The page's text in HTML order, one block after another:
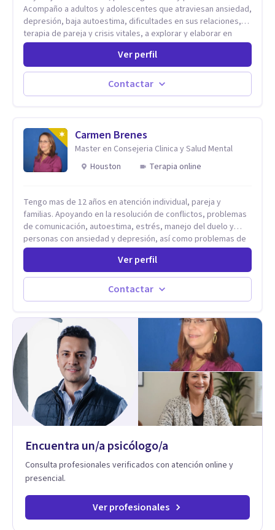
Acompaño a adultos y adolescentes que atraviesan ansiedad,
depresión, baja autoestima, dificultades en sus relaciones,
terapia de pareja y crisis vitales, a explorar y elaborar en
profundidad los conflictos internos que generan malestar en
autoconocimiento y análisis, es posible acceder a las
historias personales, elaborar las experiencias del pasado y
resignificarlas, liberando su influencia para construir un futuro
esta conversación abierta y del trabajo analítico conjunto, se
exploran las vivencias que aún condicionan el presente, se les
otorga un nuevo sentido y se transforma su impacto
emocional. De esta forma, los pacientes logran mayor
vida y relaciones personales.
Ver perfil
Contactar
Carmen Brenes
Master en Consejeria Clinica y Salud Mental
Houston
Terapia online
Tengo mas de 12 años en atención individual, pareja y
familias. Apoyando en la resolución de conflictos, problemas
de comunicación, autoestima, estrés, manejo del duelo y
personas con ansiedad y depresión, así como problemas de
conducta y comportamiento. Desarrollo de personas
Estableciendo metas a corto y largo plazo, es vital para la
vida de cada uno tener su propia vision.
Ver perfil
Contactar
Encuentra un/a psicólogo/a
Consulta profesionales verificados con atención online y
presencial.
Ver profesionales